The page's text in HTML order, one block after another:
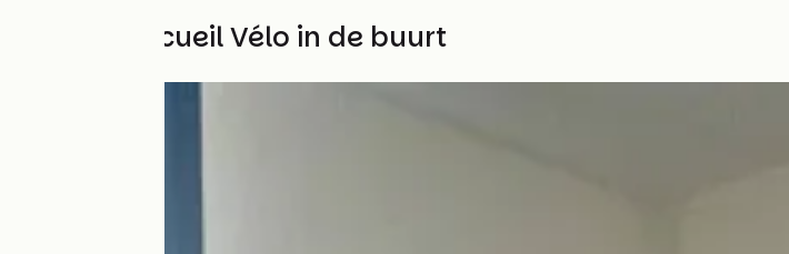
Andere Accueil Vélo in de buurt